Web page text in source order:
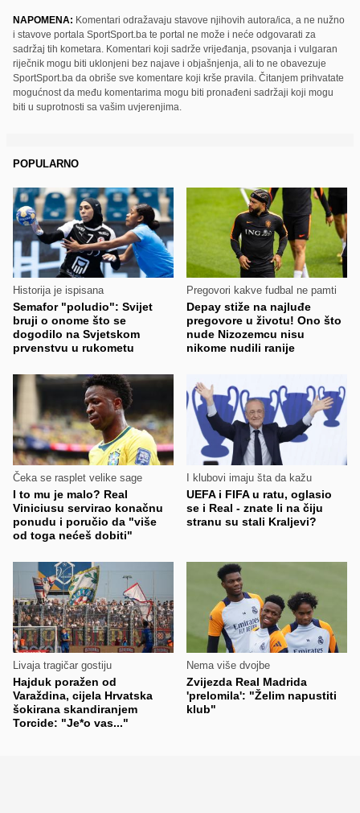
NAPOMENA: Komentari odražavaju stavove njihovih autora/ica, a ne nužno
i stavove portala SportSport.ba te portal ne može i neće odgovarati za
sadržaj tih kometara. Komentari koji sadrže vrijeđanja, psovanja i vulgaran
riječnik mogu biti uklonjeni bez najave i objašnjenja, ali to ne obavezuje
SportSport.ba da obriše sve komentare koji krše pravila. Čitanjem prihvatate
mogućnost da među komentarima mogu biti pronađeni sadržaji koji mogu
biti u suprotnosti sa vašim uvjerenjima.
POPULARNO
Historija je ispisana
Semafor "poludio": Svijet
bruji o onome što se
dogodilo na Svjetskom
prvenstvu u rukometu
Pregovori kakve fudbal ne pamti
Depay stiže na najluđe
pregovore u životu! Ono što
nude Nizozemcu nisu
nikome nudili ranije
Čeka se rasplet velike sage
I to mu je malo? Real
Viniciusu servirao konačnu
ponudu i poručio da "više
od toga nećeš dobiti"
I klubovi imaju šta da kažu
UEFA i FIFA u ratu, oglasio
se i Real - znate li na čiju
stranu su stali Kraljevi?
Livaja tragičar gostiju
Hajduk poražen od
Varaždina, cijela Hrvatska
šokirana skandiranjem
Torcide: "Je*o vas..."
Nema više dvojbe
Zvijezda Real Madrida
'prelomila': "Želim napustiti
klub"